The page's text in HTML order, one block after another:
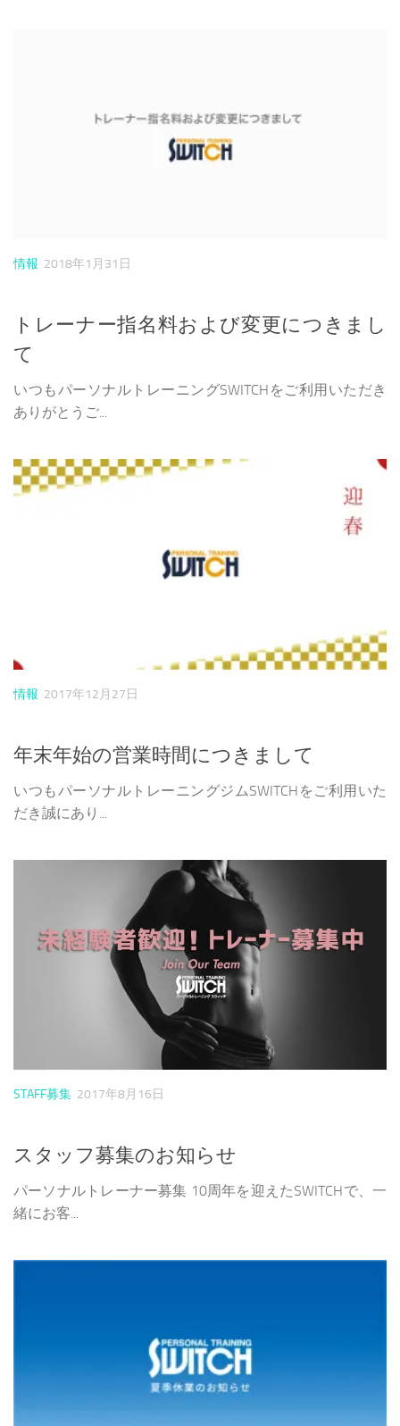
情報 2018年1月31日
トレーナー指名料および変更につきまし
て
いつもパーソナルトレーニングSWITCHをご利用いただき
ありがとうご...
情報 2017年12月27日
年末年始の営業時間につきまして
いつもパーソナルトレーニングジムSWITCHをご利用いた
だき誠にあり...
STAFF募集 2017年8月16日
スタッフ募集のお知らせ
パーソナルトレーナー募集 10周年を迎えたSWITCHで、一
緒にお客...